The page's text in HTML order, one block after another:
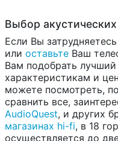
Выбор
Если Вы
или оставьте Ваш
Вам подобрать лучший
характеристикам и
можете посмотреть,
сравнить все,
AudioQuest, и других
магазинах hi-fi, в 18
осуществляется до